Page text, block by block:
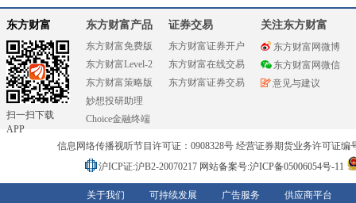
东方财富
扫一扫下载
APP
东方财富产品
东方财富免费版
东方财富Level-2
东方财富策略版
妙想投研助理
Choice金融终端
证券交易
东方财富证券开户
东方财富在线交易
东方财富证券交易
关注东方财富
东方财富网微博
东方财富网微信
意见与建议
信息网络传播视听节目许可证：0908328号 经营证券期货业务许可证编
沪ICP证:沪B2-20070217 网站备案号:沪ICP备05006054号-11
关于我们 可持续发展 广告服务 供应商平台